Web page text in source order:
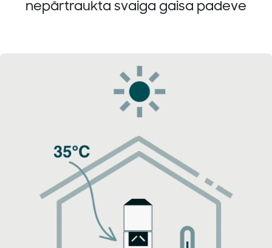
nepārtraukta svaiga gaisa padeve